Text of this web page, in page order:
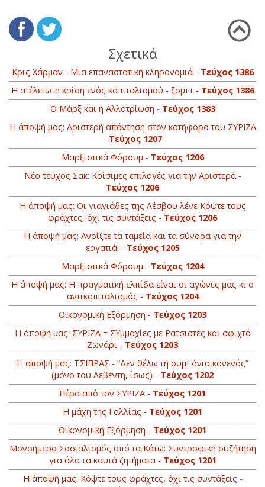
Σχετικά
Κρις Χάρμαν - Μια επαναστατική κληρονομιά - Τεύχος 1386
Η ατέλειωτη κρίση ενός καπιταλισμού - ζομπι - Τεύχος 1386
Ο Μάρξ και η Αλλοτρίωση - Τεύχος 1383
Η άποψή μας: Αριστερή απάντηση στον κατήφορο του ΣΥΡΙΖΑ
- Τεύχος 1207
Μαρξιστικά Φόρουμ - Τεύχος 1206
Νέο τεύχος Σακ: Kρίσιμες επιλογές για την Αριστερά -
Τεύχος 1206
Η άποψή μας: Οι γιαγιάδες της Λέσβου λένε Kόψτε τους
φράχτες, όχι τις συντάξεις - Τεύχος 1206
Η άποψή μας: Ανοίξτε τα ταμεία και τα σύνορα για την
εργατιά! - Τεύχος 1205
Μαρξιστικά Φόρουμ - Τεύχος 1204
Η άποψή μας: Η πραγματική ελπίδα είναι οι αγώνες μας κι ο
αντικαπιταλισμός - Τεύχος 1204
Οικονομική Εξόρμηση - Τεύχος 1203
Η άποψή μας: ΣΥΡΙΖΑ = ΣΥμμαχίες με Ρατσιστές και σφιχτό
Ζωνάρι - Τεύχος 1203
Η αποψή μας: ΤΣΙΠΡΑΣ - “Δεν θέλω τη συμπόνια κανενός”
(μόνο του Λεβέντη, ίσως) - Τεύχος 1202
Πέρα από τον ΣΥΡΙΖΑ - Τεύχος 1201
Η μάχη της Γαλλίας - Τεύχος 1201
Οικονομική Εξόρμηση - Τεύχος 1201
Moνοήμερο Σοσιαλισμός από τα Κάτω: Συντροφική συζήτηση
για όλα τα καυτά ζητήματα - Τεύχος 1201
Η άποψή μας: Kόψτε τους φράχτες, όχι τις συντάξεις -